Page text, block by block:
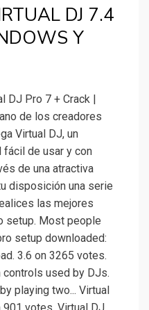
DJ 7.4
Y
DJ Pro 7 + Crack |
de los creadores
Virtual DJ, un
de usar y con
de una atractiva
disposición una serie
las mejores
setup. Most people
setup downloaded:
3.6 on 3265 votes.
used by DJs.
playing two... Virtual